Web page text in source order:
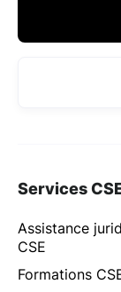
Services
Assistance
CSE
Formations